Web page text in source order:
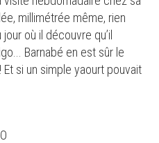
millimétrée même, rien
jour où il découvre qu’il
Barnabé en est sûr le
si un simple yaourt pouvait